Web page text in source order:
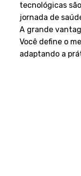
tecnológicas
jornada de
A grande
Você define o
adaptando a